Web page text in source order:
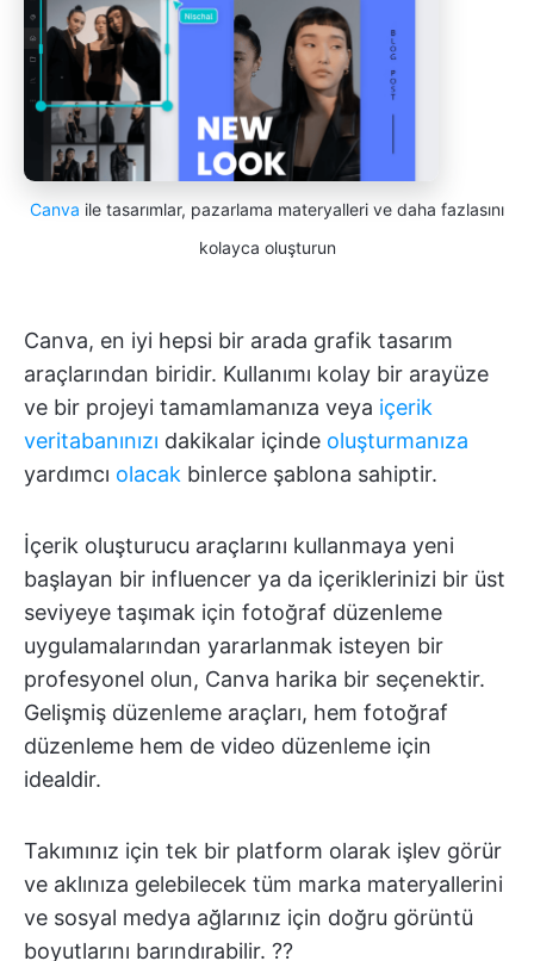
Canva ile tasarımlar, pazarlama materyalleri ve daha fazlasını
kolayca oluşturun
Canva, en iyi hepsi bir arada grafik tasarım
araçlarından biridir. Kullanımı kolay bir arayüze
ve bir projeyi tamamlamanıza veya içerik
veritabanınızı dakikalar içinde oluşturmanıza
yardımcı olacak binlerce şablona sahiptir.
İçerik oluşturucu araçlarını kullanmaya yeni
başlayan bir influencer ya da içeriklerinizi bir üst
seviyeye taşımak için fotoğraf düzenleme
uygulamalarından yararlanmak isteyen bir
profesyonel olun, Canva harika bir seçenektir.
Gelişmiş düzenleme araçları, hem fotoğraf
düzenleme hem de video düzenleme için
idealdir.
Takımınız için tek bir platform olarak işlev görür
ve aklınıza gelebilecek tüm marka materyallerini
ve sosyal medya ağlarınız için doğru görüntü
boyutlarını barındırabilir. ?‍?